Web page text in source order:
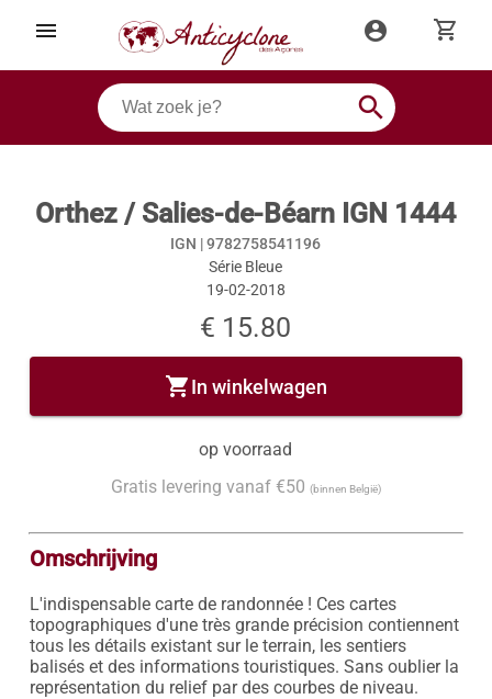
menu account_circle shopping_cart
search
Orthez / Salies-de-Béarn IGN 1444
IGN |9782758541196
Série Bleue
19-02-2018
€ 15.80
shopping_cartIn winkelwagen
op voorraad
Gratis levering vanaf €50 (binnen België)
Omschrijving
L'indispensable carte de randonnée ! Ces cartes
topographiques d'une très grande précision contiennent
tous les détails existant sur le terrain, les sentiers
balisés et des informations touristiques. Sans oublier la
représentation du relief par des courbes de niveau.